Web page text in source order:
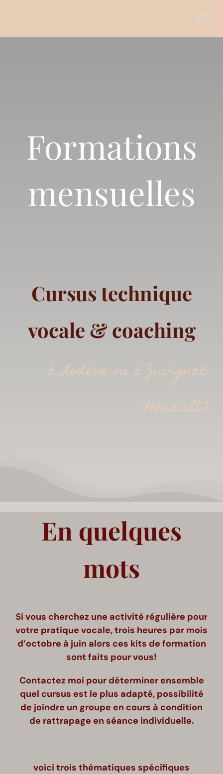
Formations
mensuelles
Cursus technique
vocale & coaching
à Lodève ou à Juvignac
(Hérault)
En quelques
mots
Si vous cherchez une activité régulière pour
votre pratique vocale, trois heures par mois
d’octobre à juin alors ces kits de formation
sont faits pour vous!
Contactez moi pour déterminer ensemble
quel cursus est le plus adapté, possibilité
de joindre un groupe en cours à condition
de rattrapage en séance individuelle.
voici trois thématiques spécifiques